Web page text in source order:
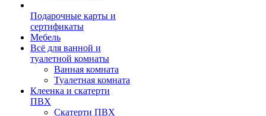
Подарочные карты и
сертификаты
Мебель
Всё для ванной и
туалетной комнаты
Ванная комната
Туалетная комната
Клеенка и скатерти
ПВХ
Скатерти ПВХ